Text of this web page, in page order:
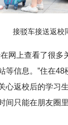
接驳车接送返校
网上查看了很多
等信息。”住在48
心返校后的学习
间只能在朋友圈